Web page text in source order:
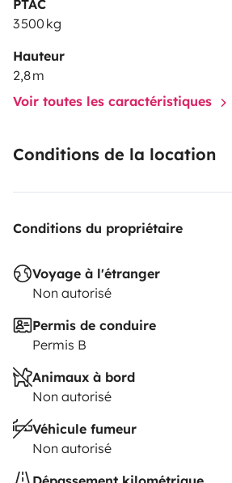
PTAC
3 500 kg
Hauteur
2,8 m
Voir toutes les caractéristiques
Conditions de la location
Conditions du propriétaire
Voyage à l'étranger
Non autorisé
Permis de conduire
Permis B
Animaux à bord
Non autorisé
Véhicule fumeur
Non autorisé